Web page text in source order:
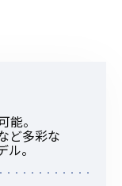
。
ど多彩な
。